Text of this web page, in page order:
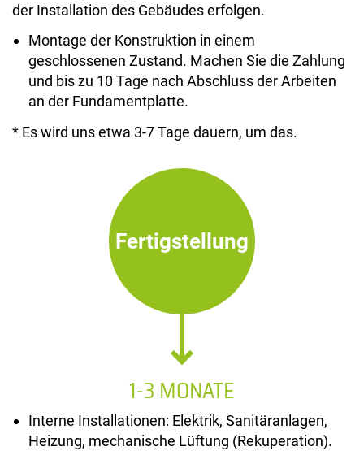
der Installation des Gebäudes erfolgen.
Montage der Konstruktion in einem
geschlossenen Zustand. Machen Sie die Zahlung
und bis zu 10 Tage nach Abschluss der Arbeiten
an der Fundamentplatte.
* Es wird uns etwa 3-7 Tage dauern, um das.
Fertigstellung
1-3 MONATE
Interne Installationen: Elektrik, Sanitäranlagen,
Heizung, mechanische Lüftung (Rekuperation).